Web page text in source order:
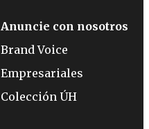
Anuncie con nosotros
Brand Voice
Empresariales
Colección ÚH